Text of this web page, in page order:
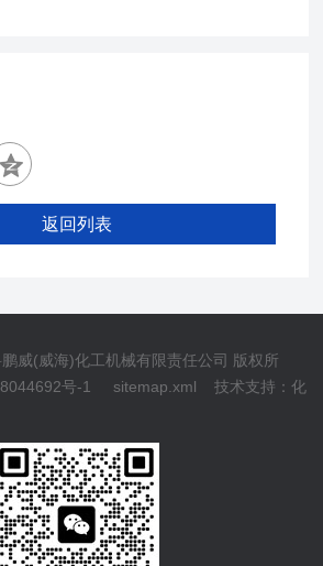
返回列表
威(威海)化工机械有限责任公司 版权所
号-1 sitemap.xml 技术支持：化